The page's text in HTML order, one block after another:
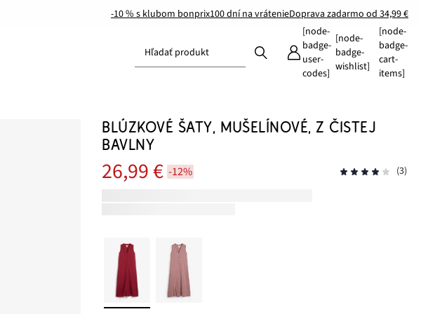
-10 % s klubom bonprix100 dní na vrátenieDoprava zadarmo od 34,99 €
Hľadať produkt
[node-
badge-
user-
codes]
[node-
badge-
wishlist]
[node-
badge-
cart-
items]
BLÚZKOVÉ ŠATY, MUŠELÍNOVÉ, Z ČISTEJ
BAVLNY
26,99 € -12% (3)